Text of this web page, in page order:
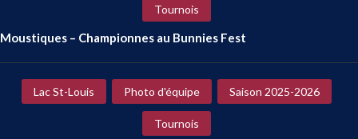
Tournois
Moustiques – Championnes au Bunnies Fest
Lac St-Louis Photo d'équipe Saison 2025-2026
Tournois